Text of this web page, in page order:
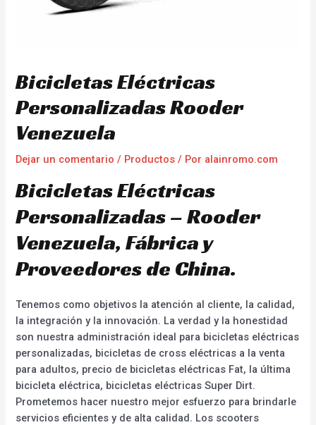
Bicicletas Eléctricas
Personalizadas Rooder
Venezuela
Dejar un comentario / Productos / Por alainromo.com
Bicicletas Eléctricas
Personalizadas – Rooder
Venezuela, Fábrica y
Proveedores de China.
Tenemos como objetivos la atención al cliente, la calidad,
la integración y la innovación. La verdad y la honestidad
son nuestra administración ideal para bicicletas eléctricas
personalizadas, bicicletas de cross eléctricas a la venta
para adultos, precio de bicicletas eléctricas Fat, la última
bicicleta eléctrica, bicicletas eléctricas Super Dirt.
Prometemos hacer nuestro mejor esfuerzo para brindarle
servicios eficientes y de alta calidad. Los scooters